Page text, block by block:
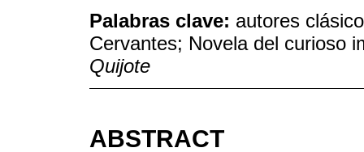
Palabras clave: autores
Cervantes; Novela del curioso
Quijote
ABSTRACT